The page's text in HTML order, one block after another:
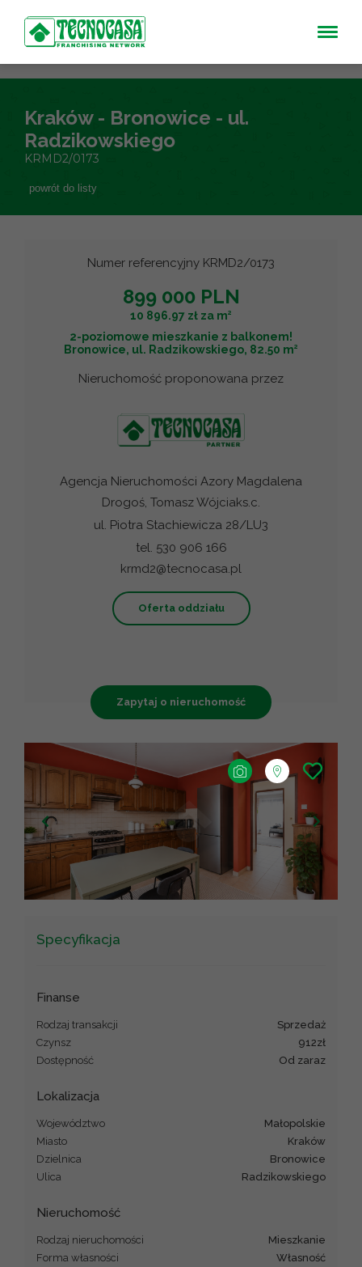
Kraków - Bronowice - ul.
Radzikowskiego
KRMD2/0173
powrót do listy
Numer referencyjny KRMD2/0173
899 000 PLN
10 896.97 zł za m2
2-poziomowe mieszkanie z balkonem!
Bronowice, ul. Radzikowskiego, 82.50 m2
Nieruchomość proponowana przez
Agencja Nieruchomości Azory Magdalena
Drogoś, Tomasz Wójciaks.c.
ul. Piotra Stachiewicza 28/LU3
tel. 530 906 166
krmd2@tecnocasa.pl
Oferta oddziału
Zapytaj o nieruchomość
+
contributors ©CARTO
Specyfikacja
Finanse
Rodzaj transakcji
sprzedaż
Czynsz
912zł
Dostępność
od zaraz
Lokalizacja
Województwo
małopolskie
Miasto
Kraków
Dzielnica
Bronowice
Ulica
Radzikowskiego
Nieruchomość
Rodzaj nieruchomości
mieszkanie
Forma własności
Własność